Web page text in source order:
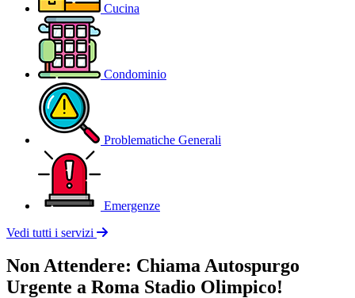
Cucina
Condominio
Problematiche Generali
Emergenze
Vedi tutti i servizi
Non Attendere: Chiama Autospurgo
Urgente a Roma Stadio Olimpico!